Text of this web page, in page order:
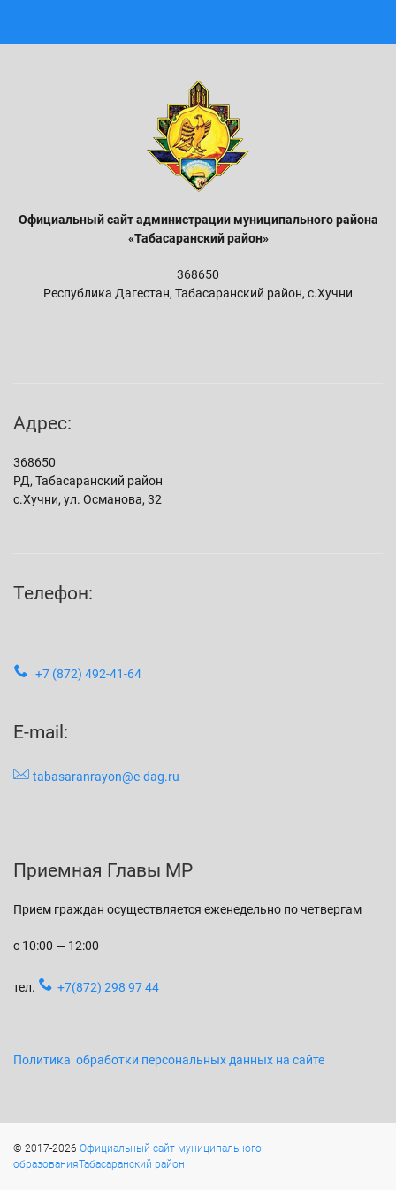
Официальный сайт администрации муниципального района
«Табасаранский район»
368650
Республика Дагестан, Табасаранский район, с.Хучни
Адрес:
368650
РД, Табасаранский район
с.Хучни, ул. Османова, 32
Телефон:
+7 (872) 492-41-64
E-mail:
tabasaranrayon@e-dag.ru
Приемная Главы МР
Прием граждан осуществляется еженедельно по четвергам
с 10:00 — 12:00
тел. +7(872) 298 97 44
Политика обработки персональных данных на сайте
© 2017-2026 Официальный сайт муниципального
образованияТабасаранский район